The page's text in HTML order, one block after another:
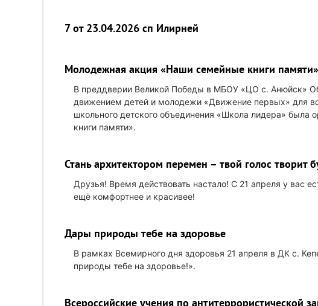
7 от 23.04.2026 сп Илирней
Молодежная акция «Наши семейные книги памяти»
В преддверии Великой Победы в МБОУ «ЦО с. Анюйск»
движением детей и молодежи «Движение первых» для
школьного детского объединения «Школа лидера»
книги памяти».
Стань архитектором перемен – твой голос творит
Друзья! Время действовать настало! С 21 апреля у вас
ещё комфортнее и красивее!
Дары природы тебе на здоровье
В рамках Всемирного дня здоровья 21 апреля в ДК с.
природы тебе на здоровье!».
Всероссийские учения по антитеррористической